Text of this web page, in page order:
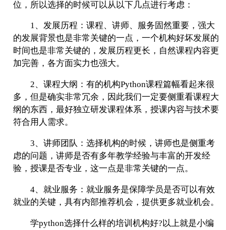
位，所以选择的时候可以从以下几点进行考虑：
1、发展历程：课程、讲师、服务固然重要，强大
的发展背景也是非常关键的一点，一个机构好坏发展的
时间也是非常关键的，发展历程更长，自然课程内容更
加完善，各方面实力也强大。
2、课程大纲：有的机构Python课程篇幅看起来很
多，但是确实非常冗余，因此我们一定要侧重看课程大
纲的东西，最好独立研发课程体系，授课内容与技术要
符合用人需求。
3、讲师团队：选择机构的时候，讲师也是侧重考
虑的问题，讲师是否有多年教学经验与丰富的开发经
验，授课是否专业，这一点是非常关键的一点。
4、就业服务：就业服务是保障学员是否可以有效
就业的关键，具有内部推荐机会，提供更多就业机会。
学python选择什么样的培训机构好?以上就是小编